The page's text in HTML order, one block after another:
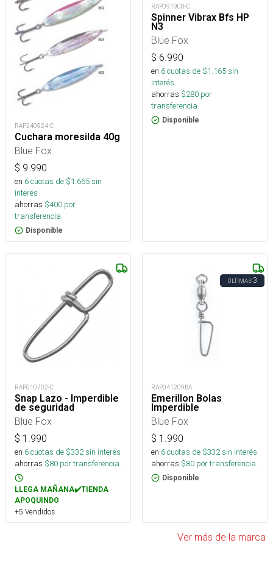
RAP240924-C
Cuchara moresilda 40g
Blue Fox
$ 9.990
en 6cuotas de $1.665sin
interés
ahorras $400 por
transferencia.
Disponible
RAP091908-C
Spinner Vibrax Bfs HP
N3
Blue Fox
$ 6.990
en 6cuotas de $1.165sin
interés
ahorras $280 por
transferencia.
Disponible
RAP010702-C
Snap Lazo - Imperdible
de seguridad
Blue Fox
$ 1.990
en 6cuotas de $332sin interés
ahorras $80 por transferencia.
LLEGA MAÑANA✔️TIENDA
APOQUINDO
+5 Vendidos
ÚLTIMAS3
RAP041209BA
Emerillon Bolas
Imperdible
Blue Fox
$ 1.990
en 6cuotas de $332sin interés
ahorras $80 por transferencia.
Disponible
Ver más de la marca